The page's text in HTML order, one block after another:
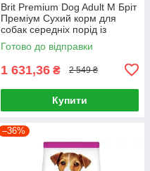
Brit Premium Dog Adult M Бріт
Преміум Сухий корм для
собак середніх порід із
куркою 15 кг
Готово до відправки
1 631,36 ₴ 2 549 ₴
Купити
–36%